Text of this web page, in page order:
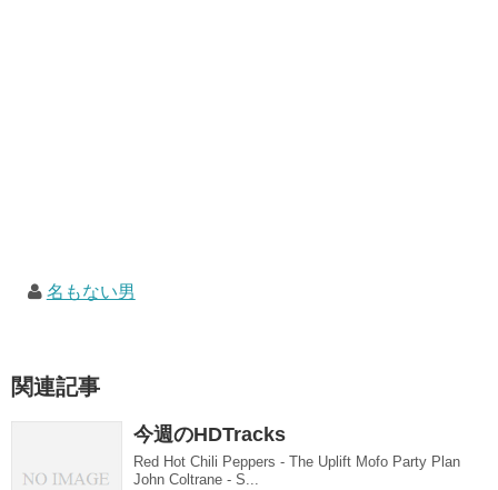
名もない男
関連記事
今週のHDTracks
Red Hot Chili Peppers - The Uplift Mofo Party Plan
John Coltrane - S...